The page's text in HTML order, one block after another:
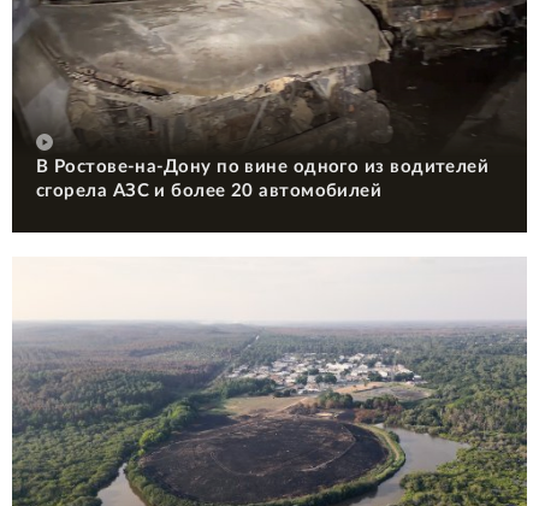
В Ростове-на-Дону по вине одного из водителей
сгорела АЗС и более 20 автомобилей